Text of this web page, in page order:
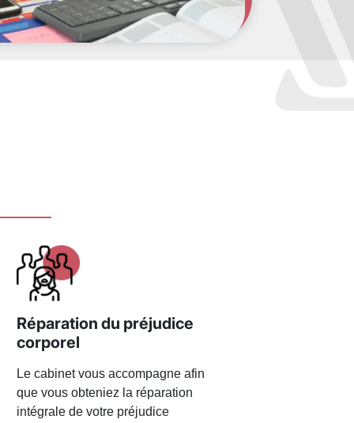
Réparation du préjudice
corporel
Le cabinet vous accompagne afin
que vous obteniez la réparation
intégrale de votre préjudice